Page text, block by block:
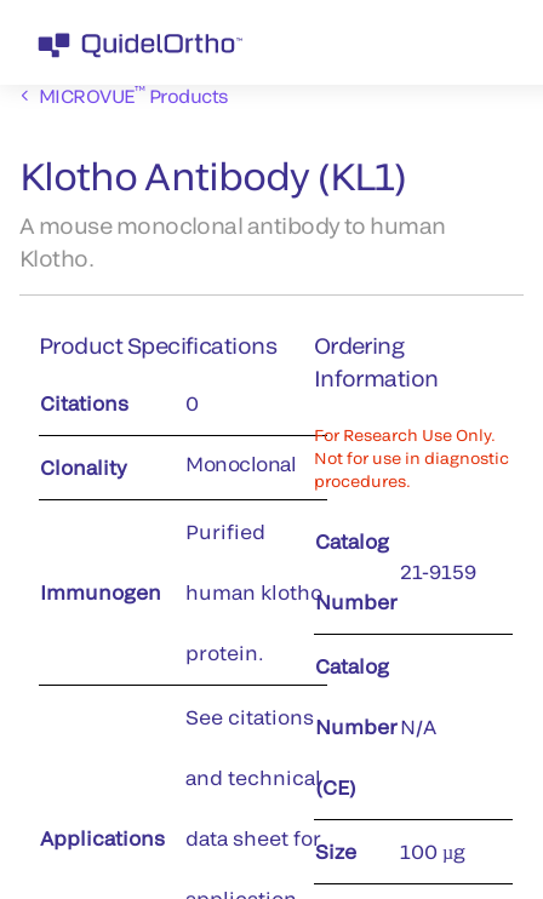
MICROVUE™Products
Klotho Antibody (KL1)
A mouse monoclonal antibody to human
Klotho.
Product Specifications
Citations 0
Clonality Monoclonal
Immunogen
Purified
human klotho
protein.
Applications
See citations
and technical
data sheet for
Ordering
Information
For Research Use Only.
Not for use in diagnostic
procedures.
Catalog
Number
21-9159
Catalog
Number
(CE)
N/A
Size 100 µg